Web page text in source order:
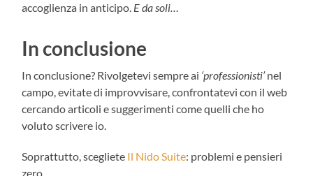
accoglienza in anticipo. E da soli…
In conclusione
In conclusione? Rivolgetevi sempre ai ‘professionisti’nel
campo, evitate di improvvisare, confrontatevi con il web
cercando articoli e suggerimenti come quelli che ho
voluto scrivere io.
Soprattutto, scegliete Il Nido Suite: problemi e pensieri
zero.